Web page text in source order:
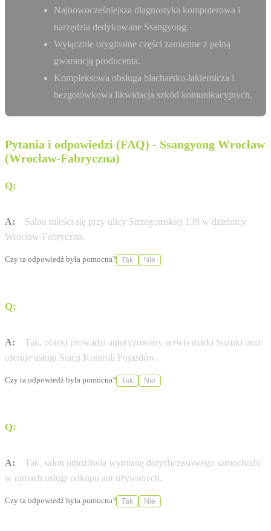
Najnowocześniejsza diagnostyka komputerowa i
narzędzia dedykowane Ssangyong.
Wyłącznie oryginalne części zamienne z pełną
gwarancją producenta.
Kompleksowa obsługa blacharsko-lakiernicza i
bezgotówkowa likwidacja szkód komunikacyjnych.
Pytania i odpowiedzi (FAQ) - Ssangyong Wrocław
(Wrocław-Fabryczna)
Q:
A:
Salon mieści się przy ulicy Strzegomskiej 139 w dzielnicy
Wrocław-Fabryczna.
Czy ta odpowiedź była pomocna? Tak Nie
Q:
A:
Tak, obiekt prowadzi autoryzowany serwis marki Suzuki oraz
oferuje usługi Stacji Kontroli Pojazdów.
Czy ta odpowiedź była pomocna? Tak Nie
Q:
A:
Tak, salon umożliwia wymianę dotychczasowego samochodu
w ramach usługi odkupu aut używanych.
Czy ta odpowiedź była pomocna? Tak Nie